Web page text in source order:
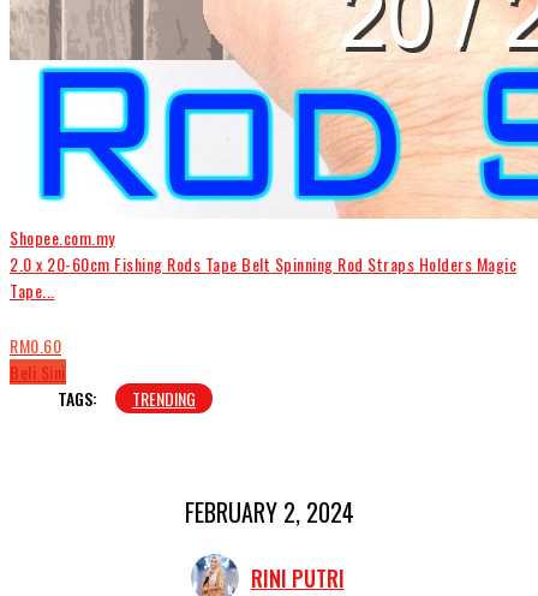
Shopee.com.my
2.0 x 20-60cm Fishing Rods Tape Belt Spinning Rod Straps Holders Magic
Tape...
RM0.60
Beli Sini
TAGS:
TRENDING
FEBRUARY 2, 2024
RINI PUTRI